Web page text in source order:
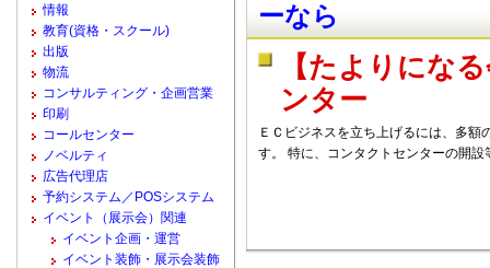
ーなら
【たよりにな
ンター
ＥＣビジネスを立ち上げるには、多
す。 特に、コンタクトセンターの開設
情報
教育(資格・スクール)
出版
物流
コンサルティング・企画営業
印刷
コールセンター
ノベルティ
広告代理店
予約システム／POSシステム
イベント（展示会）関連
イベント企画・運営
イベント装飾・展示会装飾